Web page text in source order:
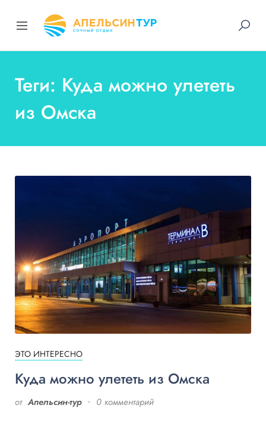
Теги: Куда можно улететь
из Омска
ЭТО ИНТЕРЕСНО
Куда можно улететь из Омска
от Апельсин-тур 0 комментарий